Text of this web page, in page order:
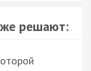
решают: